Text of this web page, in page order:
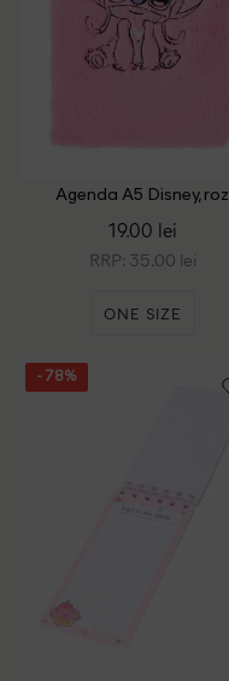
Agenda A5 Disney, roz
19.00 lei
RRP: 35.00 lei
ONE SIZE
- 78%